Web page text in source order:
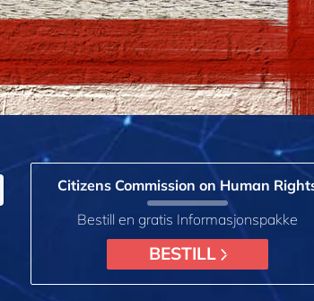
Citizens Commission on Human
Bestill en gratis Informasjonspakke
BESTILL